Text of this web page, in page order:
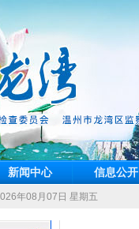
新闻中心 信息公开
年08月07日 星期五